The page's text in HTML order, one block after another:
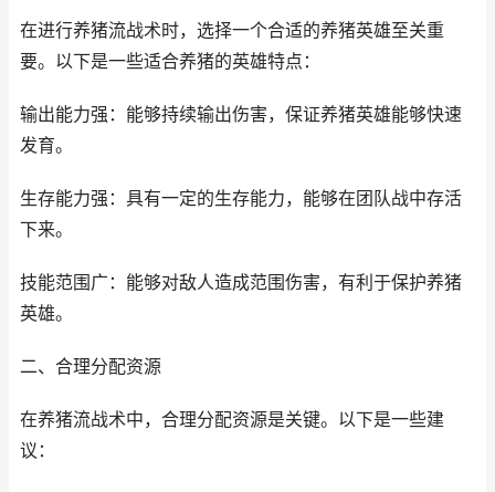
在进行养猪流战术时，选择一个合适的养猪英雄至关重
要。以下是一些适合养猪的英雄特点：
输出能力强：能够持续输出伤害，保证养猪英雄能够快速
发育。
生存能力强：具有一定的生存能力，能够在团队战中存活
下来。
技能范围广：能够对敌人造成范围伤害，有利于保护养猪
英雄。
二、合理分配资源
在养猪流战术中，合理分配资源是关键。以下是一些建
议：